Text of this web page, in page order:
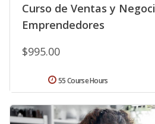
Curso de Ventas y
Emprendedores
$995.00
55 Course Hours